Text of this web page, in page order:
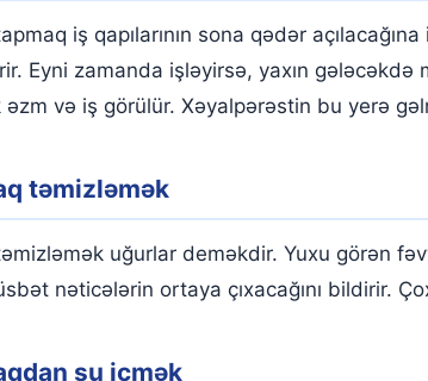
iş qapılarının sona qədər
Eyni zamanda işləyirsə, yaxın gələcəkdə
və iş görülür. Xəyalpərəstin bu yerə
təmizləmək
uğurlar deməkdir. Yuxu görən
nəticələrin ortaya çıxacağını bildirir.
su içmək